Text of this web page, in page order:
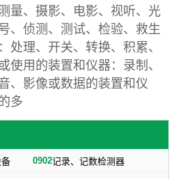
量、摄影、电影、视听、光
、侦测、测试、检验、救生
处理、开关、转换、积累、
使用的装置和仪器：录制、
、影像或数据的装置和仪
多
0902记录、记数检测器